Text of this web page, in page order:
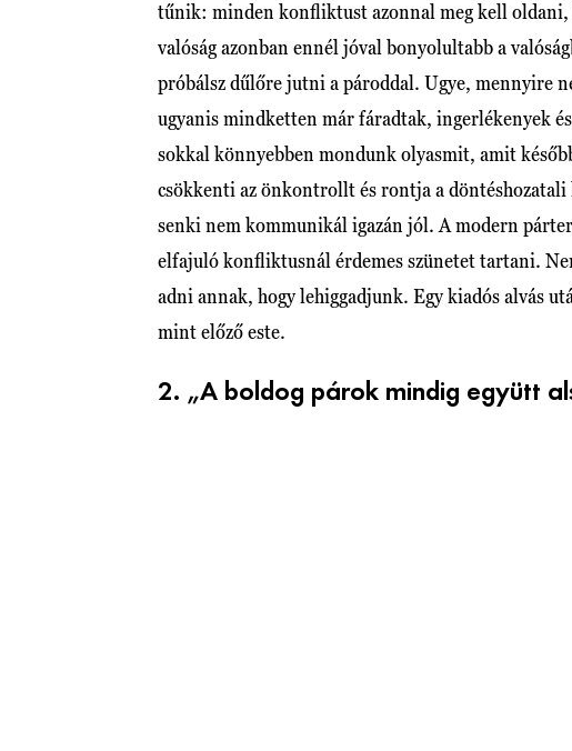
tűnik: minden konfliktust azonnal meg kell oldani,
valóság azonban ennél jóval bonyolultabb a
próbálsz dűlőre jutni a pároddal. Ugye, mennyire
ugyanis mindketten már fáradtak, ingerlékenyek
sokkal könnyebben mondunk olyasmit, amit
csökkenti az önkontrollt és rontja a
senki nem kommunikál igazán jól. A modern
elfajuló konfliktusnál érdemes szünetet tartani.
adni annak, hogy lehiggadjunk. Egy kiadós alvás
mint előző este.
2. „A boldog párok mindig együtt